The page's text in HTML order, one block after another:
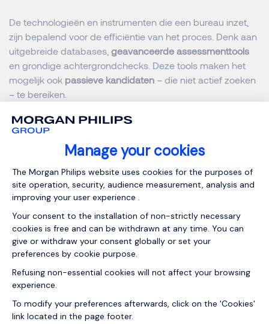
De technologieën en instrumenten die een bureau inzet,
zijn bepalend voor de efficiëntie van het proces. Denk aan
uitgebreide databases, geavanceerde assessmenttools
en grondige achtergrondchecks. Deze tools maken het
mogelijk ook passieve kandidaten – die niet actief zoeken
– te bereiken.
Methodologische aanpak
essentieel. Kies voor bureaus die een systematische
aanpak hanteren: van functianalyse en marktonderzoek
aansluiten bij de waarden en cultuur van uw onderneming.
Dit verhoogt niet alleen de geloofwaardigheid van het
proces, maar straalt ook positief af op uw
Conclusie